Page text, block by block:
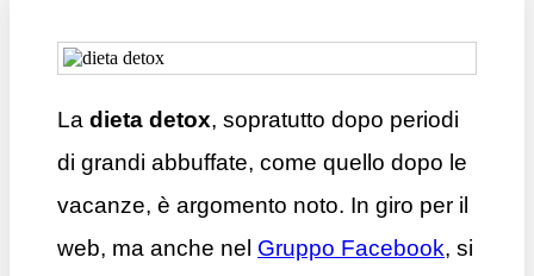
La dieta detox, sopratutto dopo periodi
di grandi abbuffate, come quello dopo le
vacanze, è argomento noto. In giro per il
web, ma anche nel Gruppo Facebook, si